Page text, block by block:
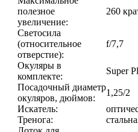
полезное
увеличение:
260
Светосила
(относительное
отверстие):
f/7,7
Окуляры в
комплекте:
Super
Посадочный диаметр
окуляров, дюймов:
1,25/2
Искатель:
Тренога: